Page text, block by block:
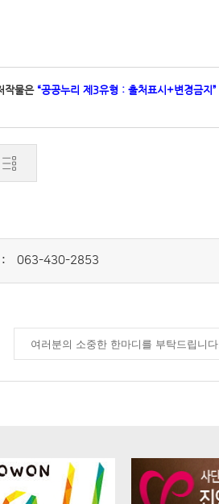
작물은 “공공누리 제3유형 : 출처표시+변경금지”
063-430-2853